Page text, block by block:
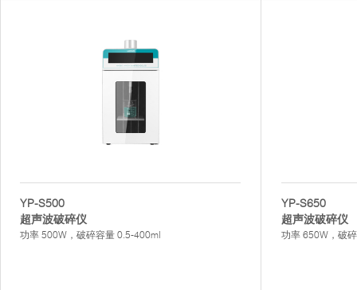
YP-S500
超声波破碎仪
功率 500W，破碎容量 0.5-400ml
YP-S650
超声波破碎仪
功率 650W，破